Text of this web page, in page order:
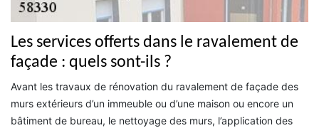
Les services offerts dans le ravalement de
façade : quels sont-ils ?
Avant les travaux de rénovation du ravalement de façade des
murs extérieurs d’un immeuble ou d’une maison ou encore un
bâtiment de bureau, le nettoyage des murs, l’application des